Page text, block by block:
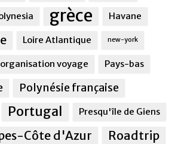
grèce Havane
Loire Atlantique new-york
organisation voyage Pays-bas
Polynésie française
Portugal Presqu'île de Giens
Côte d'Azur Roadtrip